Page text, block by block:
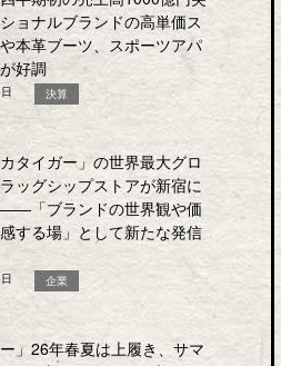
ナルブランドの高単価ス
本革ブーツ、スポーツアパ
好調
決算
タイガー」の世界最大グロ
ッグシップストアが新宿に
「ブランドの世界観や価
する場」として新たな発信
企業
」26年春夏は上履き、サマ